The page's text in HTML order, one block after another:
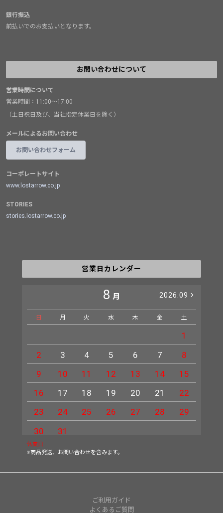
銀行振込
前払いでのお支払いとなります。
お問い合わせについて
営業時間について
営業時間：11:00～17:00
（土日祝日及び、当社指定休業日を除く）
メールによるお問い合わせ
お問い合わせフォーム
コーポレートサイト
www.lostarrow.co.jp
STORIES
stories.lostarrow.co.jp
営業日カレンダー
8 月 2026.09
日 月 火 水 木 金 土
1
2
3 4 5 6 7
8
9
10 11 12 13 14
15
16
17 18 19 20 21
22
23
24 25 26 27 28
29
30
31
休業日
※商品発送、お問い合わせを含みます。
ご利用ガイド
よくあるご質問